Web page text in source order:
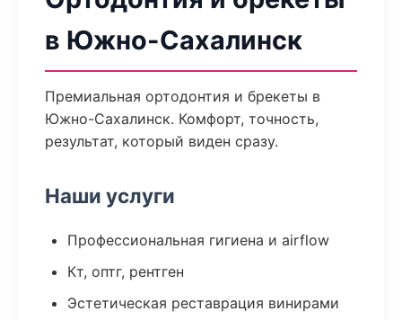
в Южно-Сахалинск
Премиальная ортодонтия и брекеты в
Южно-Сахалинск. Комфорт, точность,
результат, который виден сразу.
Наши услуги
Профессиональная гигиена и airflow
Кт, оптг, рентген
Эстетическая реставрация винирами